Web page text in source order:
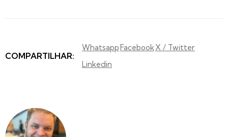
COMPARTILHAR:
Whatsapp FacebookX / Twitter
Linkedin